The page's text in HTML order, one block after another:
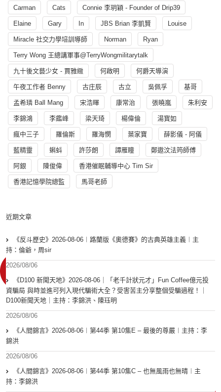
Carman Cats Connie 李玥穎 - Founder of Drip39
Elaine Gary In JBS Brian 李凱賢 Louise
Miracle 社交力學培訓導師 Norman Ryan
Terry Wong 王總講軍事@TerryWongmilitarytalk
九十後文藝少女 - 賈雅緻 何啟明 何爵天導演
午夜工作者 Benny 古庄辰 古立 吳佩孚 基哥
孟希璘 Ball Mang 宋浩暉 康常治 張曉嵐 朱利安
李錦鴻 李鑑峰 梁天琦 楊偉倫 湯寳如
瘋中三子 羅倫斯 羅海憫 葉家寶 薛影儀 - 阿儀
藍精靈 蝌蚪 許莎朗 譚雁瞳 鄭遨汶法筠師傅
阿銀 陳俊偉 香港催眠輔導中心 Tim Sir
香港記憶學院總監 馬哥老師
近期文章
《反斗歷史》2026-08-06︱路蘭版《奧德賽》的古典英雄主義︱主
持：倫爺，周sir
2026/08/06
《D100 新聞天地》2026-08-06｜「老千計狀元才」Fun Coffee億元投
資騙局 與時並進可列入現代騙術大全？受害苦主分享整個受騙過程！｜
D100新聞天地｜主持：李錦洪、陳珏明
2026/08/06
《人間錦言》2026-08-06︱第44季 第10集E – 最後的尊嚴︱主持：李
錦洪
2026/08/06
《人間錦言》2026-08-06︱第44季 第10集C – 也無風雨也無晴︱主
持：李錦洪